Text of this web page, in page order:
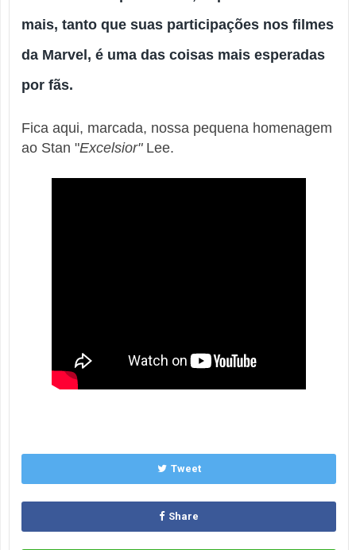
mais, tanto que suas participações nos filmes
da Marvel, é uma das coisas mais esperadas
por fãs.
Fica aqui, marcada, nossa pequena homenagem
ao Stan "Excelsior"Lee.
Tweet
Share